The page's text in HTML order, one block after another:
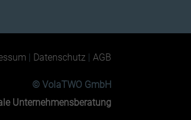
| Datenschutz | AGB
© VolaTWO GmbH
Unternehmensberatung